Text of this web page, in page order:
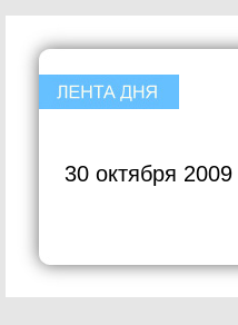
30 октября 2009